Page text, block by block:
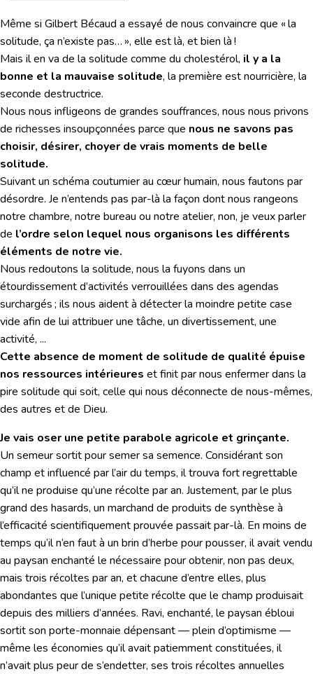
Même si Gilbert Bécaud a essayé de nous convaincre que « la
solitude, ça n’existe pas… », elle est là, et bien là !
Mais il en va de la solitude comme du cholestérol, il y a la
bonne et la mauvaise solitude, la première est nourricière, la
seconde destructrice.
Nous nous infligeons de grandes souffrances, nous nous privons
de richesses insoupçonnées parce que nous ne savons pas
choisir, désirer, choyer de vrais moments de belle
solitude.
Suivant un schéma coutumier au cœur humain, nous fautons par
désordre. Je n’entends pas par-là la façon dont nous rangeons
notre chambre, notre bureau ou notre atelier, non, je veux parler
de l’ordre selon lequel nous organisons les différents
éléments de notre vie.
Nous redoutons la solitude, nous la fuyons dans un
étourdissement d’activités verrouillées dans des agendas
surchargés ; ils nous aident à détecter la moindre petite case
vide afin de lui attribuer une tâche, un divertissement, une
activité, ...
Cette absence de moment de solitude de qualité épuise
nos ressources intérieures et finit par nous enfermer dans la
pire solitude qui soit, celle qui nous déconnecte de nous-mêmes,
des autres et de Dieu.
Je vais oser une petite parabole agricole et grinçante.
Un semeur sortit pour semer sa semence. Considérant son
champ et influencé par l’air du temps, il trouva fort regrettable
qu’il ne produise qu’une récolte par an. Justement, par le plus
grand des hasards, un marchand de produits de synthèse à
l’efficacité scientifiquement prouvée passait par-là. En moins de
temps qu’il n’en faut à un brin d’herbe pour pousser, il avait vendu
au paysan enchanté le nécessaire pour obtenir, non pas deux,
mais trois récoltes par an, et chacune d’entre elles, plus
abondantes que l’unique petite récolte que le champ produisait
depuis des milliers d’années. Ravi, enchanté, le paysan ébloui
sortit son porte-monnaie dépensant — plein d’optimisme —
même les économies qu’il avait patiemment constituées, il
n’avait plus peur de s’endetter, ses trois récoltes annuelles